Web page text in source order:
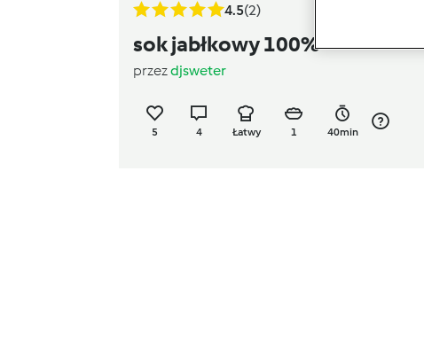
4.5(2)
sok jabłkowy 100%
przezdjsweter
5 4 Łatwy 1 40min